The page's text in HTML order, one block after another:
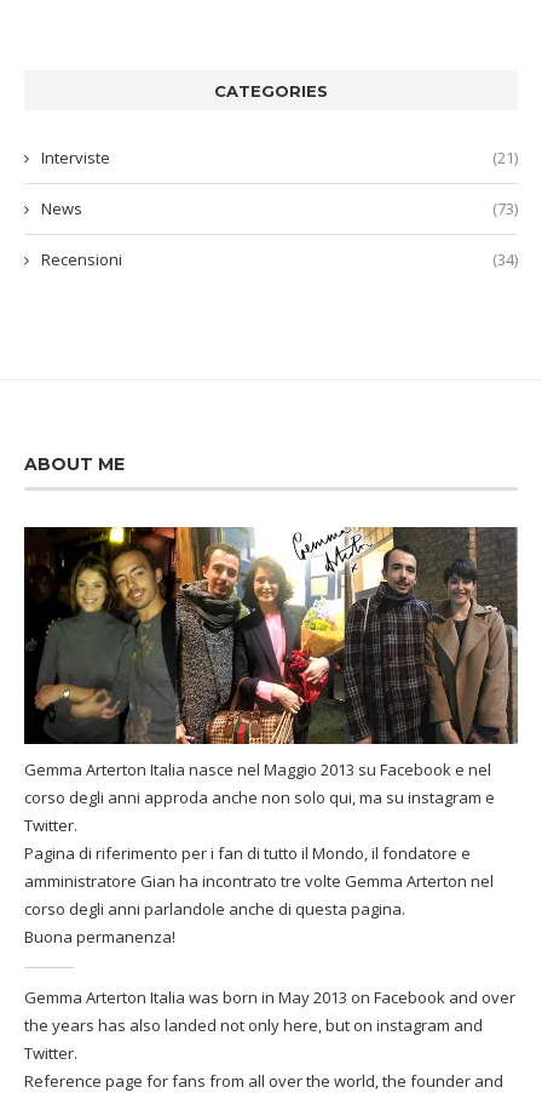
CATEGORIES
Interviste (21)
News (73)
Recensioni (34)
ABOUT ME
Gemma Arterton Italia nasce nel Maggio 2013 su Facebook e nel
corso degli anni approda anche non solo qui, ma su instagram e
Twitter.
Pagina di riferimento per i fan di tutto il Mondo, il fondatore e
amministratore Gian ha incontrato tre volte Gemma Arterton nel
corso degli anni parlandole anche di questa pagina.
Buona permanenza!
Gemma Arterton Italia was born in May 2013 on Facebook and over
the years has also landed not only here, but on instagram and
Twitter.
Reference page for fans from all over the world, the founder and